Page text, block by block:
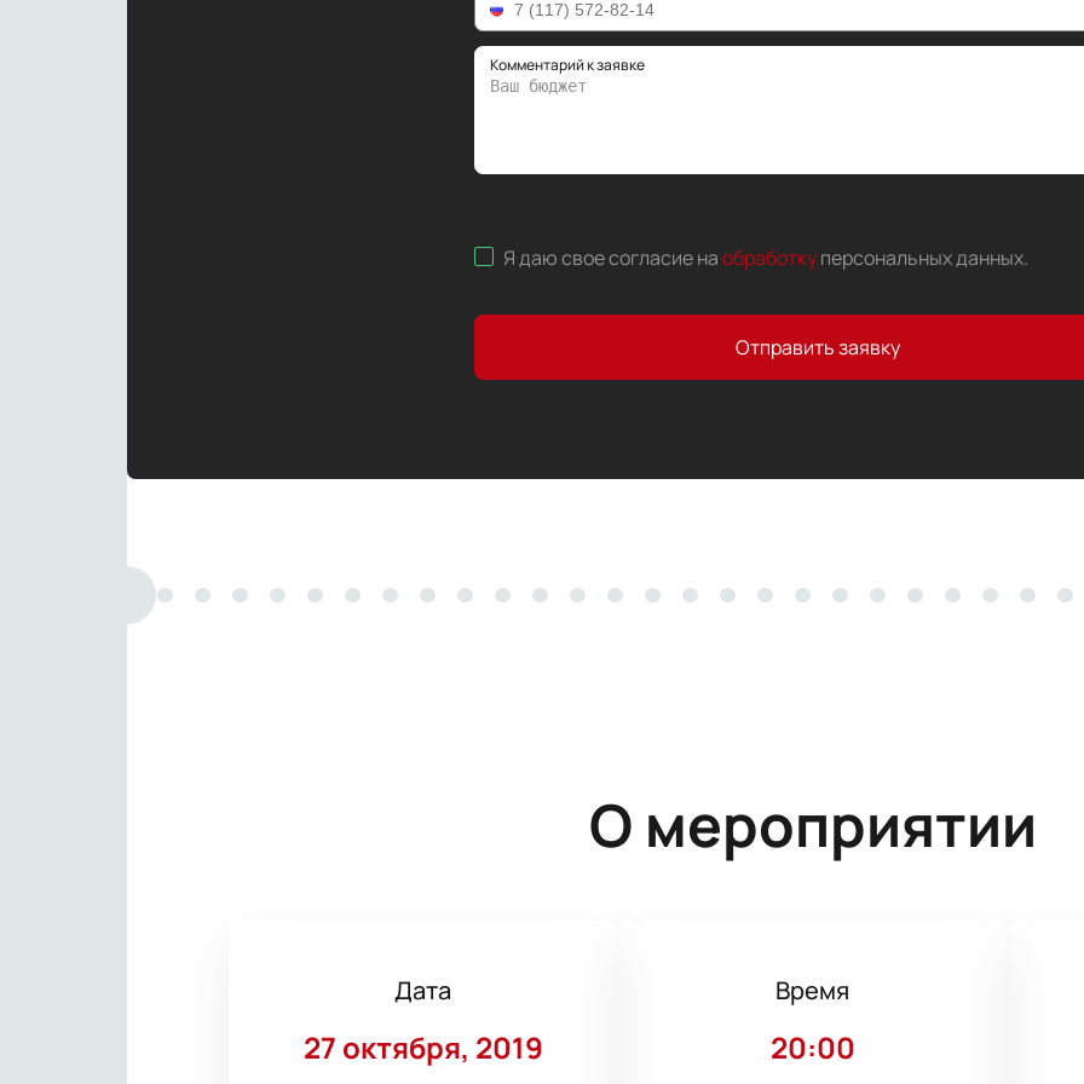
Комментарий к заявке
Я даю свое согласие наобработку персональных данных.
Отправить заявку
О мероприятии
Дата
27 октября, 2019
Время
20:00